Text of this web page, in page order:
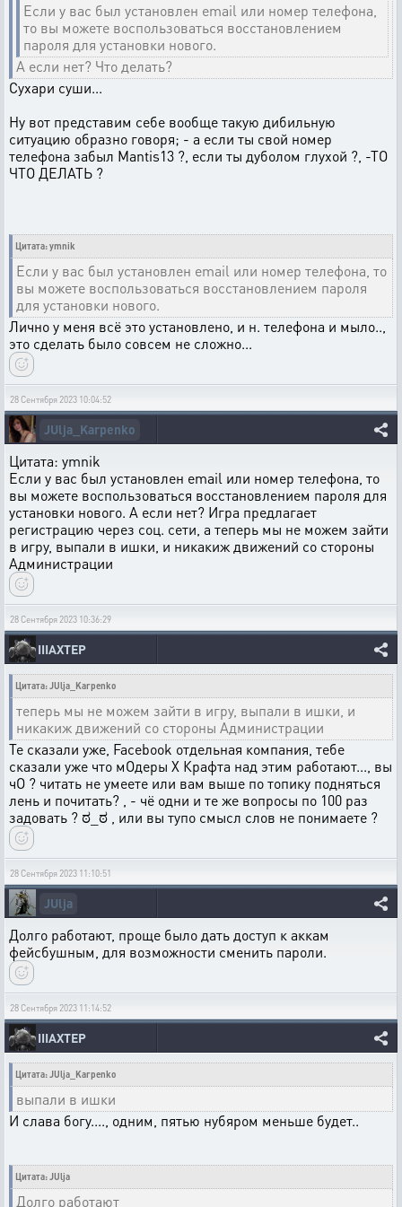
Если у вас был установлен email или номер телефона,
то вы можете воспользоваться восстановлением
пароля для установки нового.
А если нет? Что делать?
Сухари суши...
Ну вот представим себе вообще такую дибильную
ситуацию образно говоря; - а если ты свой номер
телефона забыл Mantis13 ?, если ты дуболом глухой ?, -ТО
ЧТО ДЕЛАТЬ ?
Цитата: ymnik
Если у вас был установлен email или номер телефона, то
вы можете воспользоваться восстановлением пароля
для установки нового.
Лично у меня всё это установлено, и н. телефона и мыло..,
это сделать было совсем не сложно...
28 Сентября 2023 10:04:52
JUlja_Karpenko
Цитата: ymnik
Если у вас был установлен email или номер телефона, то
вы можете воспользоваться восстановлением пароля для
установки нового. А если нет? Игра предлагает
регистрацию через соц. сети, а теперь мы не можем зайти
в игру, выпали в ишки, и никакиж движений со стороны
Администрации
28 Сентября 2023 10:36:29
IIIAXTEP
Цитата: JUlja_Karpenko
теперь мы не можем зайти в игру, выпали в ишки, и
никакиж движений со стороны Администрации
Те сказали уже, Facebook отдельная компания, тебе
сказали уже что мОдеры Х Крафта над этим работают..., вы
чО ? читать не умеете или вам выше по топику подняться
лень и почитать? , - чё одни и те же вопросы по 100 раз
задовать ? ಠ_ಠ , или вы тупо смысл слов не понимаете ?
28 Сентября 2023 11:10:51
JUlja
Долго работают, проще было дать доступ к аккам
фейсбушным, для возможности сменить пароли.
28 Сентября 2023 11:14:52
IIIAXTEP
Цитата: JUlja_Karpenko
выпали в ишки
И слава богу...., одним, пятью нубяром меньше будет..
Цитата: JUlja
Долго работают